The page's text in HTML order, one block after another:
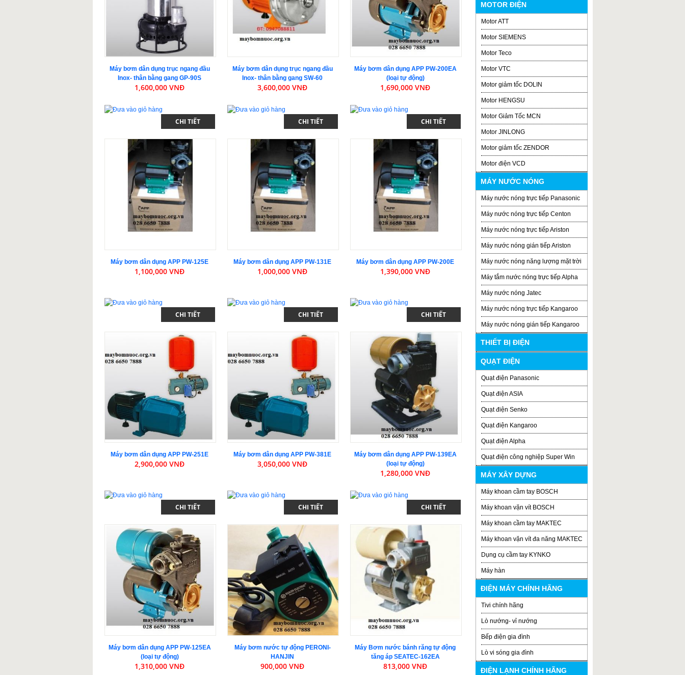
Máy bơm dân dụng trục ngang đầu
Inox- thân bằng gang GP-90S
1,600,000 VNĐ
CHI TIẾT
Máy bơm dân dụng trục ngang đầu
Inox- thân bằng gang SW-60
3,600,000 VNĐ
CHI TIẾT
Máy bơm dân dụng APP PW-200EA
(loại tự động)
1,690,000 VNĐ
CHI TIẾT
Máy bơm dân dụng APP PW-125E
1,100,000 VNĐ
CHI TIẾT
Máy bơm dân dụng APP PW-131E
1,000,000 VNĐ
CHI TIẾT
Máy bơm dân dụng APP PW-200E
1,390,000 VNĐ
CHI TIẾT
Máy bơm dân dụng APP PW-251E
2,900,000 VNĐ
CHI TIẾT
Máy bơm dân dụng APP PW-381E
3,050,000 VNĐ
CHI TIẾT
Máy bơm dân dụng APP PW-139EA
(loại tự động)
1,280,000 VNĐ
CHI TIẾT
Máy bơm dân dụng APP PW-125EA
(loại tự động)
1,310,000 VNĐ
Máy bơm nước tự động PERONI-
HANJIN
900,000 VNĐ
Máy Bơm nước bánh răng tự động
tăng áp SEATEC-162EA
813,000 VNĐ
MOTOR ĐIỆN
Motor ATT
Motor SIEMENS
Motor Teco
Motor VTC
Motor giảm tốc DOLIN
Motor HENGSU
Motor Giảm Tốc MCN
Motor JINLONG
Motor giảm tốc ZENDOR
Motor điện VCD
MÁY NƯỚC NÓNG
Máy nước nóng trực tiếp Panasonic
Máy nước nóng trực tiếp Centon
Máy nước nóng trực tiếp Ariston
Máy nước nóng gián tiếp Ariston
Máy nước nóng năng lượng mặt trời
Máy tắm nước nóng trực tiếp Alpha
Máy nước nóng Jatec
Máy nước nóng trực tiếp Kangaroo
Máy nước nóng gián tiếp Kangaroo
THIẾT BỊ ĐIỆN
QUẠT ĐIỆN
Quạt điện Panasonic
Quạt điện ASIA
Quạt điện Senko
Quạt điện Kangaroo
Quạt điện Alpha
Quạt điện công nghiệp Super Win
MÁY XÂY DỰNG
Máy khoan cầm tay BOSCH
Máy khoan vặn vít BOSCH
Máy khoan cầm tay MAKTEC
Máy khoan vặn vít đa năng MAKTEC
Dụng cụ cầm tay KYNKO
Máy hàn
ĐIỆN MÁY CHÍNH HÃNG
Tivi chính hãng
Lò nướng- vỉ nướng
Bếp điện gia đình
Lò vi sóng gia đình
ĐIỆN LẠNH CHÍNH HÃNG